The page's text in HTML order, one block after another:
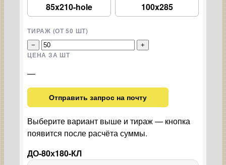
85x210-hole 100x285
ТИРАЖ (ОТ 50 ШТ)
− +
ЦЕНА ЗА ШТ
—
Отправить запрос на почту
Выберите вариант выше и тираж — кнопка
появится после расчёта суммы.
ДО-80х180-КЛ